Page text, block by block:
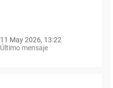
11 May 2026, 13:22
Último mensaje